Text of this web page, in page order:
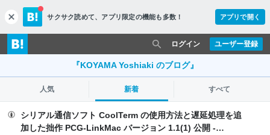
c
l
o
s
サクサク読めて、 アプリ限定の機能も多数！ アプリで開く
ユーザー登録
ログイン
『KOYAMA Yoshiaki のブログ』
人気 新着 すべて
シリアル通信ソフト CoolTerm の使用方法と遅延処理を追
加した拙作 PCG-LinkMac バージョン 1.1(1) 公開 -